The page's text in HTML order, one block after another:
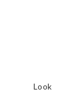
Look